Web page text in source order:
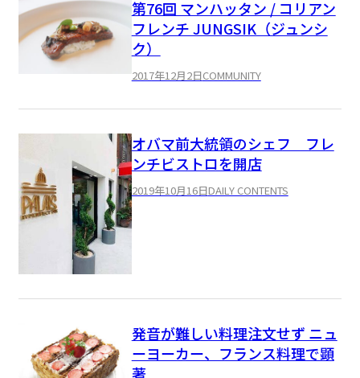
第76回 マンハッタン / コリアン
フレンチ JUNGSIK（ジュンシ
ク）
2017年12月2日COMMUNITY
オバマ前大統領のシェフ フレ
ンチビストロを開店
2019年10月16日DAILY CONTENTS
発音が難しい料理注文せず ニュ
ーヨーカー、フランス料理で顕
著